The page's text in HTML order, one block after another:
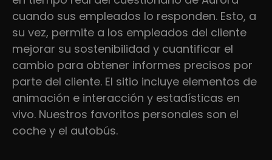
cuando sus empleados lo responden. Esto, a
su vez, permite a los empleados del cliente
mejorar su sostenibilidad y cuantificar el
cambio para obtener informes precisos por
parte del cliente. El sitio incluye elementos de
animación e interacción y estadísticas en
vivo. Nuestros favoritos personales son el
coche y el autobús.